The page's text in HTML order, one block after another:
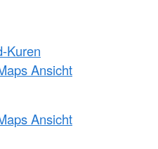
Kuren
Ansicht
Ansicht